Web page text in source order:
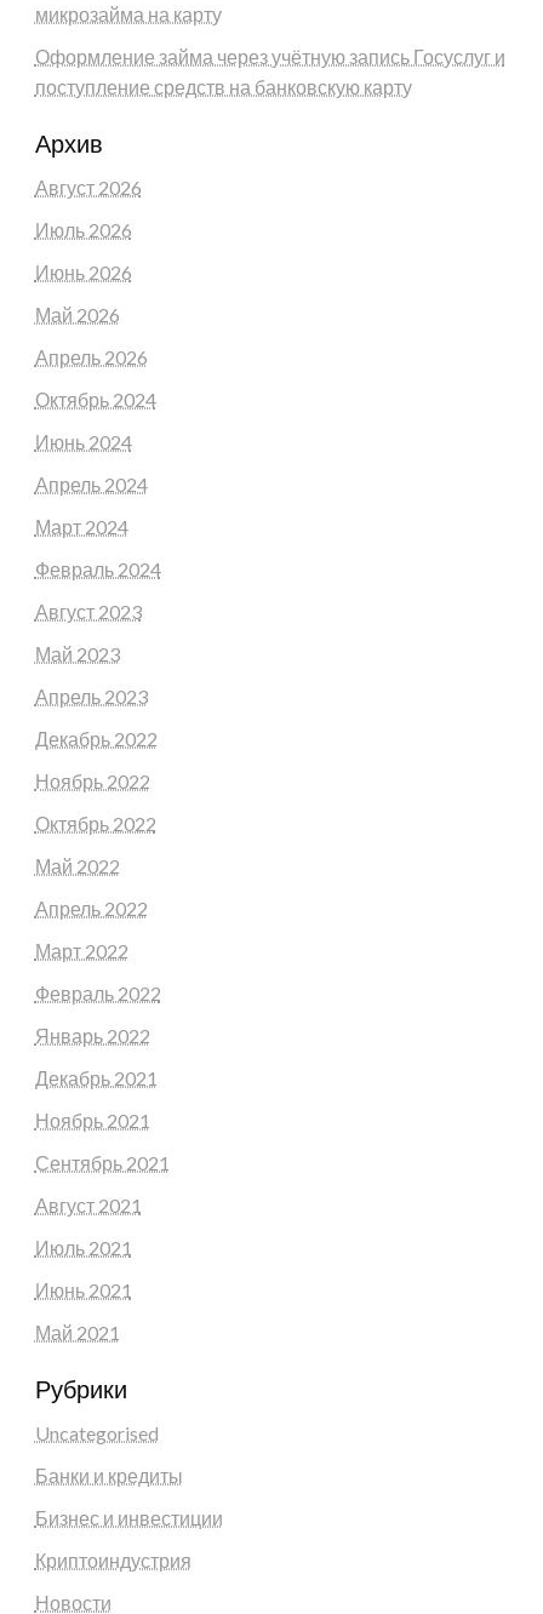
микрозайма на карту
Оформление займа через учётную запись Госуслуг и
поступление средств на банковскую карту
Архив
Август 2026
Июль 2026
Июнь 2026
Май 2026
Апрель 2026
Октябрь 2024
Июнь 2024
Апрель 2024
Март 2024
Февраль 2024
Август 2023
Май 2023
Апрель 2023
Декабрь 2022
Ноябрь 2022
Октябрь 2022
Май 2022
Апрель 2022
Март 2022
Февраль 2022
Январь 2022
Декабрь 2021
Ноябрь 2021
Сентябрь 2021
Август 2021
Июль 2021
Июнь 2021
Май 2021
Рубрики
Uncategorised
Банки и кредиты
Бизнес и инвестиции
Криптоиндустрия
Новости